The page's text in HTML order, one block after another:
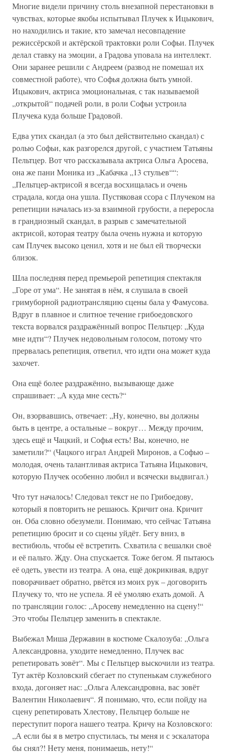
Многие видели причину столь внезапной перестановки в
чувствах, которые якобы испытывал Плучек к Ицыкович,
но находились и такие, кто замечал несовпадение
режиссёрской и актёрской трактовки роли Софьи. Плучек
делал ставку на эмоции, а Градова уповала на интеллект.
Они заранее решили с Андреем (развод не помешал их
совместной работе), что Софья должна быть умной.
Ицыкович, актриса эмоциональная, с так называемой
„открытой“ подачей роли, в роли Софьи устроила
Плучека куда больше Градовой.
Едва утих скандал (а это был действительно скандал) с
ролью Софьи, как разгорелся другой, с участием Татьяны
Пельтцер. Вот что рассказывала актриса Ольга Аросева,
она же пани Моника из „Кабачка „13 стульев““:
„Пельтцер-актрисой я всегда восхищалась и очень
страдала, когда она ушла. Пустяковая ссора с Плучеком на
репетиции началась из-за взаимной грубости, а переросла
в грандиозный скандал, в разрыв с замечательной
актрисой, которая театру была очень нужна и которую
сам Плучек высоко ценил, хотя и не был ей творчески
близок.
Шла последняя перед премьерой репетиция спектакля
„Горе от ума“. Не занятая в нём, я слушала в своей
гримуборной радиотрансляцию сцены бала у Фамусова.
Вдруг в плавное и слитное течение грибоедовского
текста ворвался раздражённый вопрос Пельтцер: „Куда
мне идти“? Плучек недовольным голосом, потому что
прервалась репетиция, ответил, что идти она может куда
захочет.
Она ещё более раздражённо, вызывающе даже
спрашивает: „А куда мне сесть?“
Он, взорвавшись, отвечает: „Ну, конечно, вы должны
быть в центре, а остальные – вокруг… Между прочим,
здесь ещё и Чацкий, и Софья есть! Вы, конечно, не
заметили?“ (Чацкого играл Андрей Миронов, а Софью –
молодая, очень талантливая актриса Татьяна Ицыкович,
которую Плучек особенно любил и всячески выдвигал.)
Что тут началось! Следовал текст не по Грибоедову,
который я повторить не решаюсь. Кричит она. Кричит
он. Оба словно обезумели. Понимаю, что сейчас Татьяна
репетицию бросит и со сцены уйдёт. Бегу вниз, в
вестибюль, чтобы её встретить. Схватила с вешалки своё
и её пальто. Жду. Она спускается. Тоже бегом. Я пытаюсь
её одеть, увести из театра. А она, ещё докрикивая, вдруг
поворачивает обратно, рвётся из моих рук – договорить
Плучеку то, что не успела. Я её умоляю ехать домой. А
по трансляции голос: „Аросеву немедленно на сцену!“
Это чтобы Пельтцер заменить в спектакле.
Выбежал Миша Державин в костюме Скалозуба: „Ольга
Александровна, уходите немедленно, Плучек вас
репетировать зовёт“. Мы с Пельтцер выскочили из театра.
Тут актёр Козловский сбегает по ступенькам служебного
входа, догоняет нас: „Ольга Александровна, вас зовёт
Валентин Николаевич“. Я понимаю, что, если пойду на
сцену репетировать Хлестову, Пельтцер больше не
переступит порога нашего театра. Кричу на Козловского:
„А если бы я в метро спустилась, ты меня и с эскалатора
бы снял?! Нету меня, понимаешь, нету!“